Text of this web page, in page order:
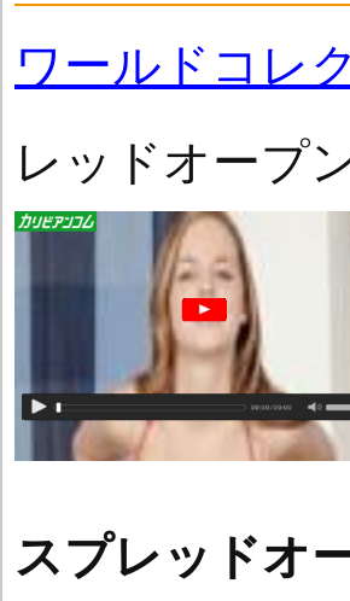
ワールドコレ
レッドオープ
スプレッドオ